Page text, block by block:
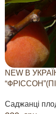
NEW В
Саджанці